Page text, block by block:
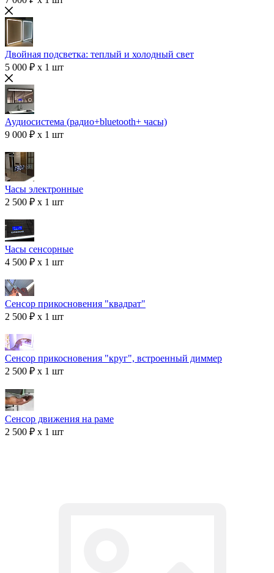
Двойная подсветка: теплый и холодный свет
5 000 ₽ x 1 шт
Аудиосистема (радио+bluetooth+ часы)
9 000 ₽ x 1 шт
Часы электронные
2 500 ₽ x 1 шт
Часы сенсорные
4 500 ₽ x 1 шт
Сенсор прикосновения "квадрат"
2 500 ₽ x 1 шт
Сенсор прикосновения "круг", встроенный диммер
2 500 ₽ x 1 шт
Сенсор движения на раме
2 500 ₽ x 1 шт